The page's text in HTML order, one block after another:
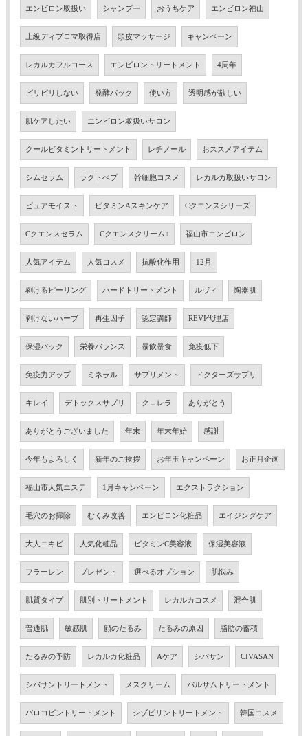
エンビロン取扱い シャンプー おうちケア エンビロン福山
上級ディプロマ取得店 頭皮マッサージ キャンペーン
レカルカフルコース エンビロントリートメント 4周年
ピリピリしない 発酵パック 使い方 透明感が欲しい
肌ケアしたい エンビロン取扱いサロン
クールビタミントリートメント レチノール おススメアイテム
シムセラム ラクトぺプ 幹細胞コスメ レカルカ取扱いサロン
ピュアモイスト ビタミンAスキンケア Cクエンスシリーズ
Cクエンスセラム Cクエンスクリーム+ 福山市エンビロン
人気アイテム 人気コスメ 抗酸化作用 12月
剥けるピーリング ハードトリートメント ルヴィ 陶器肌
剥けないハーブ 再生因子 認定講師 REVI代理店
保湿パック 栄養バランス 暴飲暴食 免疫低下
免疫力アップ ミネラル サプリメント ドクターズサプリ
キレイ デトックスサプリ クロレラ ありがとう
ありがとうございました 年末 年末年始 感謝
今年もよろしく 新年のご挨拶 お年玉キャンペーン お正月企画
福山市人気エステ 1月キャンペーン エクストラクション
毛穴のお掃除 むくみ改善 エンビロン化粧品 エイジングケア
大人ニキビ 人気化粧品 ビタミンC美容液 保湿美容液
フラーレン プレゼント 選べるオプション 肌悩み
肌質タイプ 肌別トリートメント レカルカコスメ 混合肌
普通肌 敏感肌 顔のたるみ たるみの原因 脂肪の蓄積
たるみの予防 レカルカ化粧品 Aケア シバサン CIVASAN
シバサントリートメント メスクリーム バルサムトリートメント
バロコビントリートメント シゾピリントリートメント 韓国コスメ